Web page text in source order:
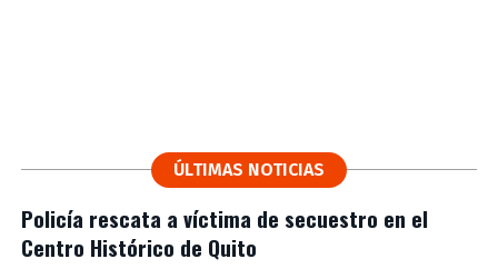
ÚLTIMAS NOTICIAS
Policía rescata a víctima de secuestro en el
Centro Histórico de Quito